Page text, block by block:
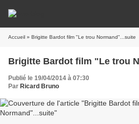
Accueil » Brigitte Bardot film "Le trou Normand"...suite
Brigitte Bardot film "Le trou
Publié le 19/04/2014 à 07:30
Par Ricard Bruno